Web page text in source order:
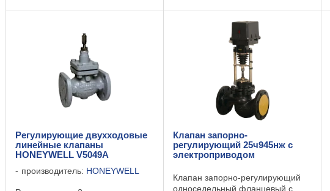
применяться для пара,
Регулирующие двухходовые
линейные клапаны
HONEYWELL V5049A
производитель: HONEYWELL
Клапан запорно-
регулирующий 25ч945нж с
электроприводом
Клапан запорно-регулирующий
односедельный фланцевый с